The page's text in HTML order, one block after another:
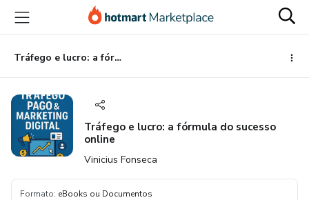
para
conteúdo
principal
para
pagamento
para
rodapé
Tráfego e lucro: a fórmula do sucesso online
Tráfego e lucro: a fórmula do sucesso
online
Vinicius Fonseca
Formato: eBooks ou Documentos